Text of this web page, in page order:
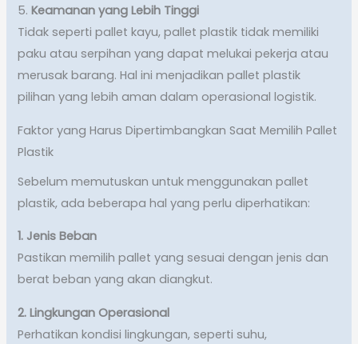
5.Keamanan yang Lebih Tinggi
Tidak seperti pallet kayu, pallet plastik tidak memiliki
paku atau serpihan yang dapat melukai pekerja atau
merusak barang. Hal ini menjadikan pallet plastik
pilihan yang lebih aman dalam operasional logistik.
Faktor yang Harus Dipertimbangkan Saat Memilih Pallet
Plastik
Sebelum memutuskan untuk menggunakan pallet
plastik, ada beberapa hal yang perlu diperhatikan:
1. Jenis Beban
Pastikan memilih pallet yang sesuai dengan jenis dan
berat beban yang akan diangkut.
2. Lingkungan Operasional
Perhatikan kondisi lingkungan, seperti suhu,